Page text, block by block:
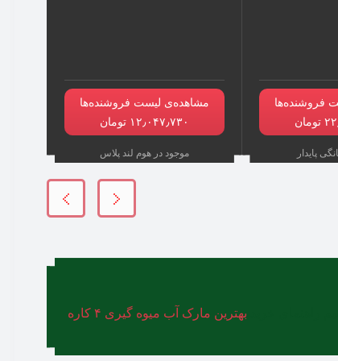
مشاهده‌ی لیست فروشنده‌ها
۱۲٫۰۴۷٫۷۳۰ تومان
موجود در هوم لند پلاس
فروشنده‌ها
پایدار
بهترین مارک آب میوه گیری ۴ کاره